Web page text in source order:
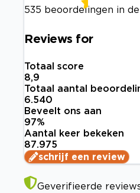
535 beoordelingen in
Reviews for
Totaal score
8,9
Totaal aantal
6.540
Beveelt ons aan
97%
Aantal keer bekeken
87.975
schrijf een review
Geverifieerde